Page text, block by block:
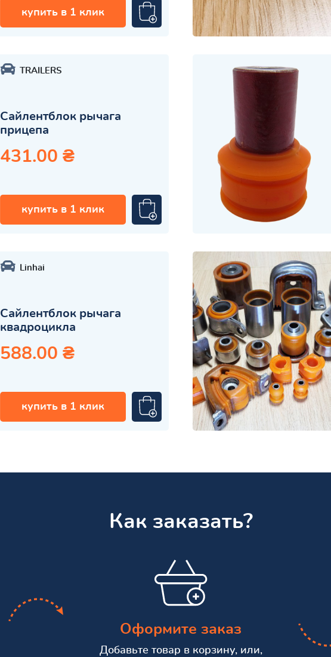
купить в 1 клик
TRAILERS
Сайлентблок рычага
прицепа
431.00 ₴
купить в 1 клик
Linhai
Сайлентблок рычага
квадроцикла
588.00 ₴
купить в 1 клик
Как заказать?
Оформите заказ
Добавьте товар в корзину, или,